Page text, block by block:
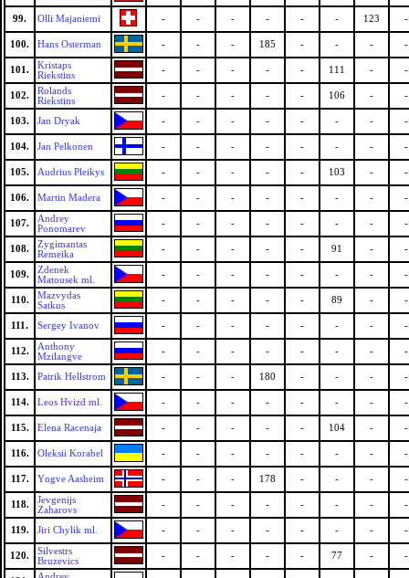
99. Olli Majaniemi - - - - - - 123 -
100. Hans Osterman - - - 185 - - - -
101.
Kristaps
Riekstins
- - - - - 111 - -
102.
Rolands
Riekstins
- - - - - 106 - -
103. Jan Dryak - - - - - - - -
104. Jan Pelkonen - - - - - - - -
105. Audrius Pleikys - - - - - 103 - -
106. Martin Madera - - - - - - - -
107.
Andrey
Ponomarev
- - - - - - - -
108.
Zygimantas
Remeika
- - - - - 91 - -
109.
Zdenek
Matousek ml.
- - - - - - - -
110.
Mazvydas
Satkus
- - - - - 89 - -
111. Sergey Ivanov - - - - - - - -
112.
Anthony
Mzilangve
- - - - - - - -
113. Patrik Hellstrom - - - 180 - - - -
114. Leos Hvizd ml. - - - - - - - -
115. Elena Racenaja - - - - - 104 - -
116. Oleksii Korabel - - - - - - - -
117. Yngve Aasheim - - - 178 - - - -
118.
Jevgenijs
Zaharovs
- - - - - - - -
119. Jiri Chylik ml. - - - - - - - -
120.
Silvestrs
Bruzevics
- - - - - 77 - -